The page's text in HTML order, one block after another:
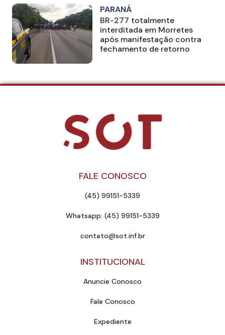
PARANÁ
BR-277 totalmente
interditada em Morretes
após manifestação contra
fechamento de retorno
FALE CONOSCO
(45) 99151-5339
Whatsapp: (45) 99151-5339
contato@sot.inf.br
INSTITUCIONAL
Anuncie Conosco
Fale Conosco
Expediente